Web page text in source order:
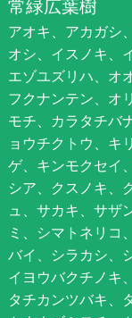
常緑広葉樹
アオキ、アカガシ
オシ、イスノキ、
エゾユズリハ、オ
フクナンテン、オ
モチ、カラタチバ
ョウチクトウ、キ
ゲ、キンモクセイ
シア、クスノキ、
ュ、サカキ、サザ
ミ、シマトネリコ
バイ、シラカシ、
イヨウバクチノキ
タチカンツバキ、